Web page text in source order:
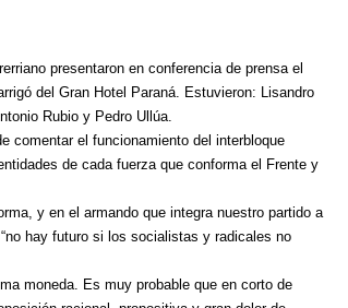
presentaron en conferencia de prensa el
del Gran Hotel Paraná. Estuvieron: Lisandro
Rubio y Pedro Ullúa.
comentar el funcionamiento del interbloque
de cada fuerza que conforma el Frente y
y en el armando que integra nuestro partido a
hay futuro si los socialistas y radicales no
moneda. Es muy probable que en corto de